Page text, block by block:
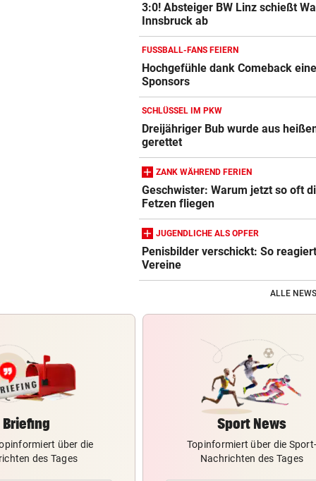
3:0! Absteiger BW Linz schießt
Innsbruck ab
FUSSBALL-FANS FEIERN
Hochgefühle dank Comeback
Sponsors
SCHLÜSSEL IM PKW
Dreijähriger Bub wurde aus
gerettet
ZANK WÄHREND FERIEN
Geschwister: Warum jetzt so oft
Fetzen fliegen
JUGENDLICHE ALS OPFER
Penisbilder verschickt: So
Vereine
ALLE
Briefing
über die
des Tages
Sport News
Topinformiert über die Sport-
Nachrichten des Tages